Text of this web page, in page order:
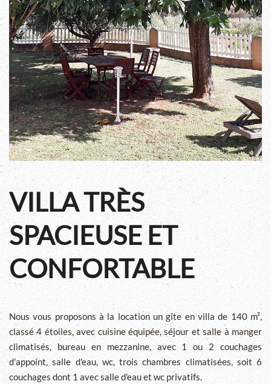
VILLA TRÈS
SPACIEUSE ET
CONFORTABLE
Nous vous proposons à la location un gîte en villa de 140 m²,
classé 4 étoiles, avec cuisine équipée, séjour et salle à manger
climatisés, bureau en mezzanine, avec 1 ou 2 couchages
d'appoint, salle d'eau, wc, trois chambres climatisées, soit 6
couchages dont 1 avec salle d'eau et wc privatifs.